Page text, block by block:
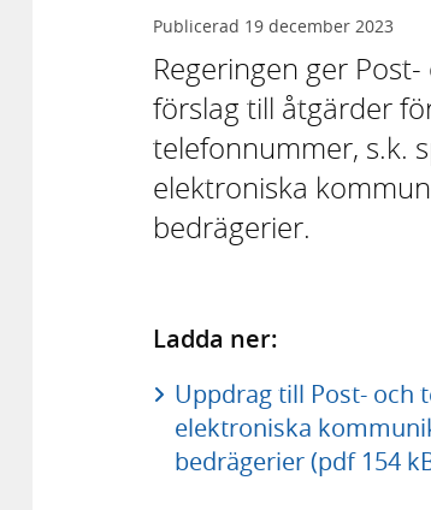
Publicerad 19 december 2023
Regeringen ger
förslag till åtgärder
telefonnummer, s.k.
elektroniska
bedrägerier.
Ladda ner:
Uppdrag till Post- och
elektroniska
bedrägerier (pdf 154